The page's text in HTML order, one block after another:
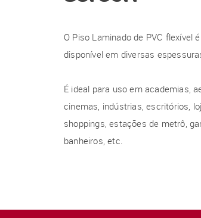
O Piso Laminado de PVC flexível
disponível em diversas
É ideal para uso em academias,
cinemas, indústrias, escritórios,
shoppings, estações de metrô,
banheiros, etc.